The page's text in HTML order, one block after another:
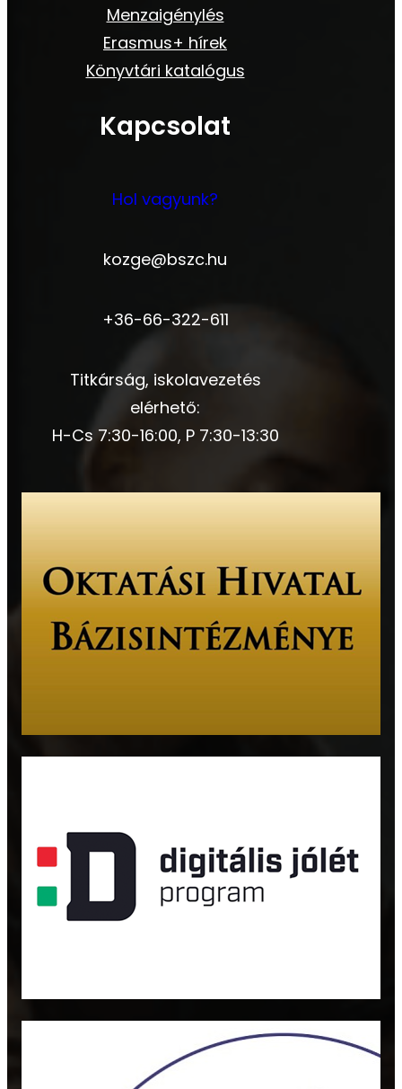
Menzaigénylés
Erasmus+ hírek
Könyvtári katalógus
Kapcsolat
Hol vagyunk?
kozge@bszc.hu
+36-66-322-611
Titkárság, iskolavezetés
elérhető:
H-Cs 7:30-16:00, P 7:30-13:30